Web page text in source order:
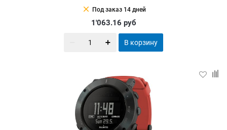
clear Под заказ 14 дней
1'063.16 руб
В корзину